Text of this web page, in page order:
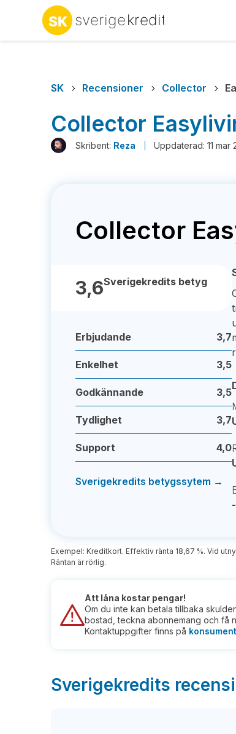
SK Recensioner Collector
Collector
Skribent: Reza Uppdaterad: 11 mar
Collector
3,6Sverigekredits betyg
Erbjudande 3,7
Enkelhet 3,5
Godkännande 3,5
Tydlighet 3,7
Support 4,0
Sverigekredits betygssytem →
Exempel: Kreditkort. Effektiv ränta 18,67 %. Vid
Räntan är rörlig.
Att låna kostar pengar!
Om du inte kan betala tillbaka
bostad, teckna abonnemang och få
Kontaktuppgifter finns på
Sverigekredits